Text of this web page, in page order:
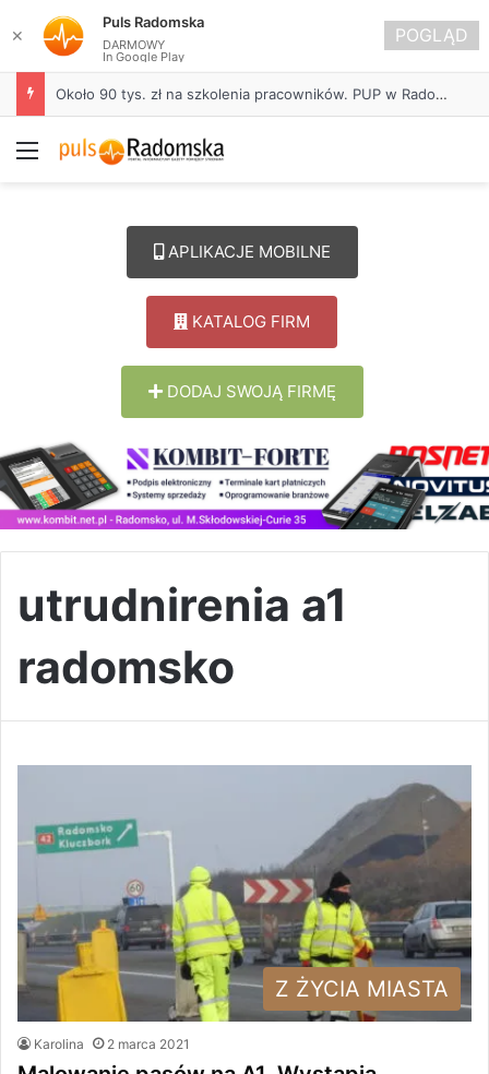
Około 90 tys. zł na szkolenia pracowników. PUP w Radomsku ogłasza nabór wniosków
Menu
APLIKACJE MOBILNE
KATALOG FIRM
DODAJ SWOJĄ FIRMĘ
utrudnirenia a1
radomsko
Z ŻYCIA MIASTA
Karolina 2 marca 2021
✕
Puls Radomska
DARMOWY
In Google Play
POGLĄD